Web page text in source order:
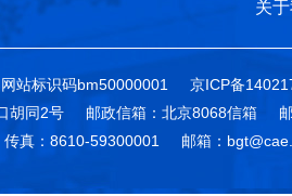
关
网站标识码bm50000001
京ICP备
胡同2号
邮政信箱：北京8068信箱
传真：8610-59300001 邮箱：